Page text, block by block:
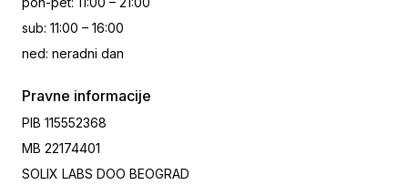
sub: 11:00 – 16:00
ned: neradni dan
Pravne informacije
PIB 115552368
MB 22174401
SOLIX LABS DOO BEOGRAD